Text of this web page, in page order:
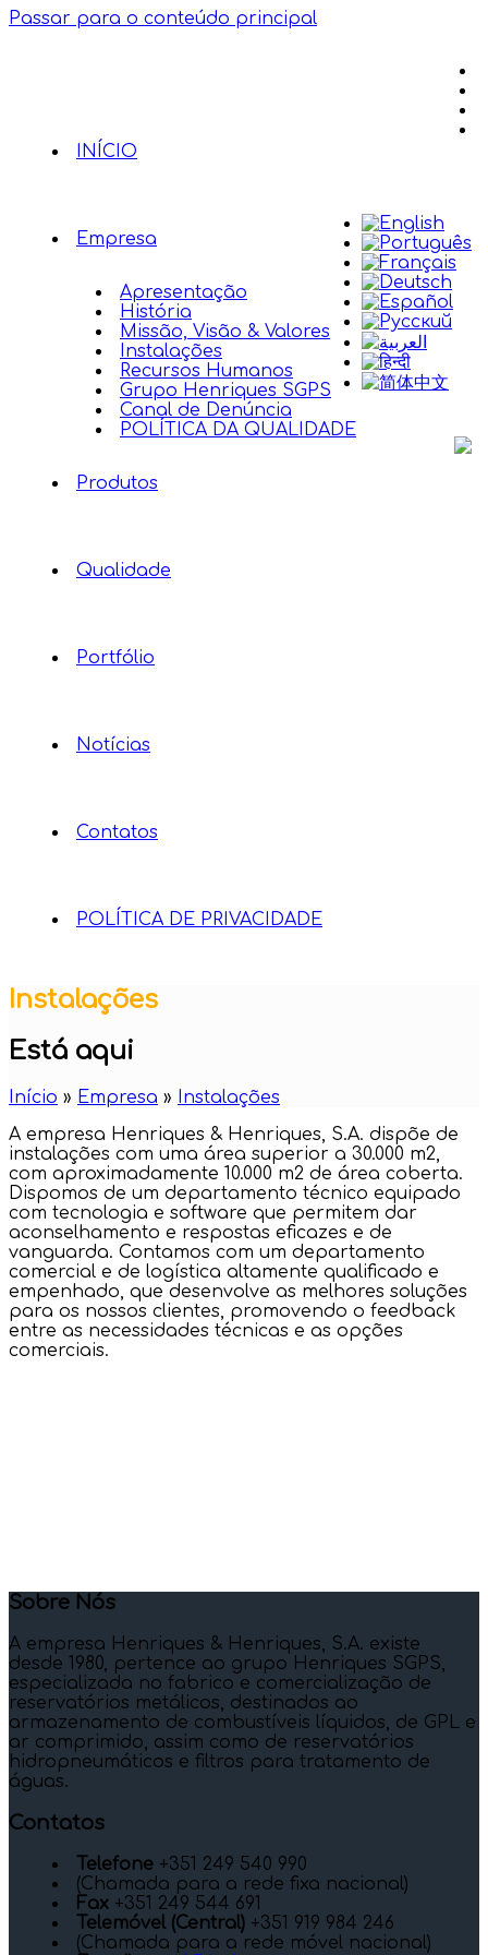
Passar para o conteúdo principal
INÍCIO
Empresa
Apresentação
História
Missão, Visão & Valores
Instalações
Recursos Humanos
Grupo Henriques SGPS
Canal de Denúncia
POLÍTICA DA QUALIDADE
Produtos
Qualidade
Portfólio
Notícias
Contatos
POLÍTICA DE PRIVACIDADE
Instalações
Está aqui
Início » Empresa » Instalações
A empresa Henriques & Henriques, S.A. dispõe de
instalações com uma área superior a 30.000 m2,
com aproximadamente 10.000 m2 de área coberta.
Dispomos de um departamento técnico equipado
com tecnologia e software que permitem dar
aconselhamento e respostas eficazes e de
vanguarda. Contamos com um departamento
comercial e de logística altamente qualificado e
empenhado, que desenvolve as melhores soluções
para os nossos clientes, promovendo o feedback
entre as necessidades técnicas e as opções
comerciais.
Sobre Nós
A empresa Henriques & Henriques, S.A. existe
desde 1980, pertence ao grupo Henriques SGPS,
especializada no fabrico e comercialização de
reservatórios metálicos, destinados ao
armazenamento de combustíveis líquidos, de GPL e
ar comprimido, assim como de reservatórios
hidropneumáticos e filtros para tratamento de
águas.
Contatos
Telefone +351 249 540 990
(Chamada para a rede fixa nacional)
Fax +351 249 544 691
Telemóvel (Central) +351 919 984 246
(Chamada para a rede móvel nacional)